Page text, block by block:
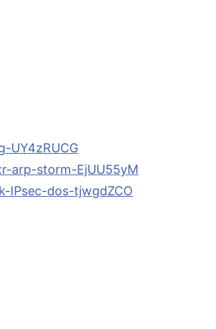
UY4zRUCG
arp-storm-EjUU55yM
IPsec-dos-tjwgdZCO